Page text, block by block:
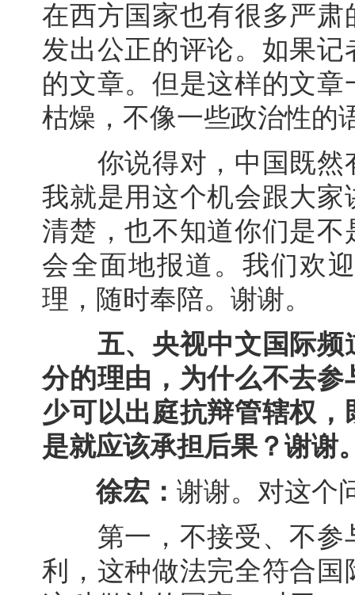
在西方国家也有很多严
发出公正的评论。如果
的文章。但是这样的文
枯燥，不像一些政治性的
你说得对，中国既然
我就是用这个机会跟大
清楚，也不知道你们是
会全面地报道。我们欢
理，随时奉陪。谢谢。
五、央视中文国际
分的理由，为什么不去
少可以出庭抗辩管辖权
是就应该承担后果？谢谢
徐宏：谢谢。对这个
第一，不接受、不参
利，这种做法完全符合